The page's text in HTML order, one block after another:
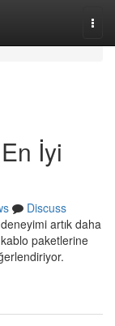
İyi
Discuss
artık daha
paketlerine